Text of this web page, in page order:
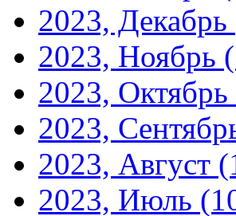
2023, Декабрь
2023, Ноябрь
2023, Октябрь
2023,
2023, Август
2023, Июль